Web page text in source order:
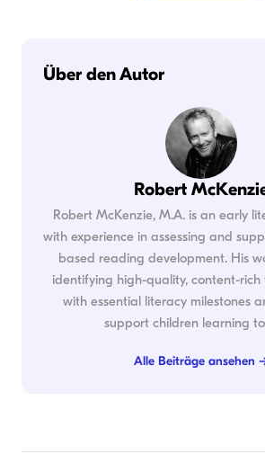
Über den Autor
Robert
Robert McKenzie, M.A. is an early
with experience in assessing and
based reading development. His
identifying high-quality, content-
with essential literacy milestones
support children learning
Alle Beiträge ansehen